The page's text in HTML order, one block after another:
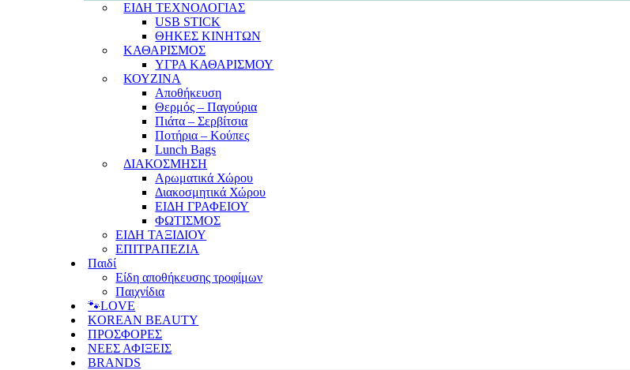
ΕΙΔΗ ΤΕΧΝΟΛΟΓΙΑΣ
USB STICK
ΘΗΚΕΣ ΚΙΝΗΤΩΝ
ΚΑΘΑΡΙΣΜΟΣ
ΥΓΡΑ ΚΑΘΑΡΙΣΜΟΥ
ΚΟΥΖΙΝΑ
Αποθήκευση
Θερμός – Παγούρια
Πιάτα – Σερβίτσια
Ποτήρια – Κούπες
Lunch Bags
ΔΙΑΚΟΣΜΗΣΗ
Αρωματικά Χώρου
Διακοσμητικά Χώρου
ΕΙΔΗ ΓΡΑΦΕΙΟΥ
ΦΩΤΙΣΜΟΣ
ΕΙΔΗ ΤΑΞΙΔΙΟΥ
ΕΠΙΤΡΑΠΕΖΙΑ
Παιδί
Είδη αποθήκευσης τροφίμων
Παιχνίδια
🐾LOVE
KOREAN BEAUTY
ΠΡΟΣΦΟΡΕΣ
ΝΕΕΣ ΑΦΙΞΕΙΣ
BRANDS